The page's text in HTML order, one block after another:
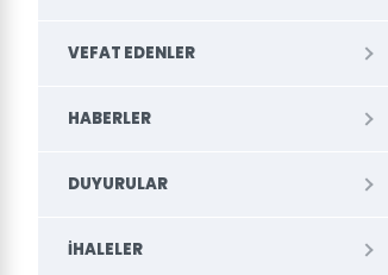
VEFAT EDENLER
HABERLER
DUYURULAR
İHALELER